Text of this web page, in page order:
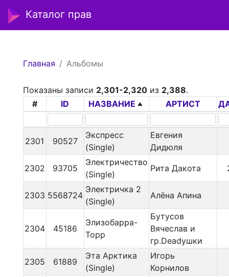
Каталог прав
Главная Альбомы
Показаны записи 2,301-2,320из 2,388.
#
ID НАЗВАНИЕ АРТИСТ
2301 90527
Экспресс
(Single)
Евгения
Дидюля
2302 93705
Электричество
(Single)
Рита Дакота
2303 5568724
Электричка 2
(Single)
Алёна Апина
2304 45186
Элизобарра-
Торр
Бутусов
Вячеслав и
гр.Deadушки
2305 61889
Эта Арктика
(Single)
Игорь
Корнилов